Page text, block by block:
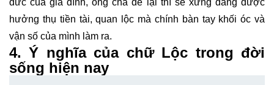
đức của gia đình, ông cha để lại thì sẽ xứng đáng được
hưởng thụ tiền tài, quan lộc mà chính bàn tay khối óc và
vận số của mình làm ra.
4. Ý nghĩa của chữ Lộc trong đời
sống hiện nay